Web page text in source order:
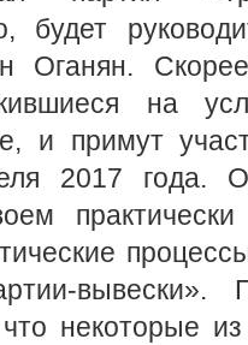
будет
Оганян.
на
и примут
2017 года.
вывески».
что некоторые